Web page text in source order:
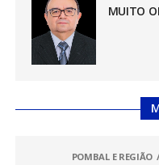
MUITO
POMBAL E REGIÃO